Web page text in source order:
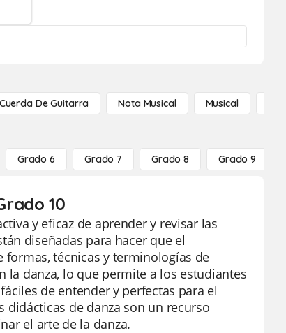
Cuerda De Guitarra Nota Musical Musical
Grado 6 Grado 7 Grado 8 Grado 9
10
y eficaz de aprender y revisar las
diseñadas para hacer que el
técnicas y terminologías de
la danza, lo que permite a los estudiantes
de entender y perfectas para el
de danza son un recurso
el arte de la danza.